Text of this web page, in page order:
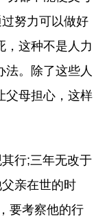
努力可以做好
，这种不是人力
法。除了这些人
父母担心，这样
行;三年无改于
亲在世的时
要考察他的行